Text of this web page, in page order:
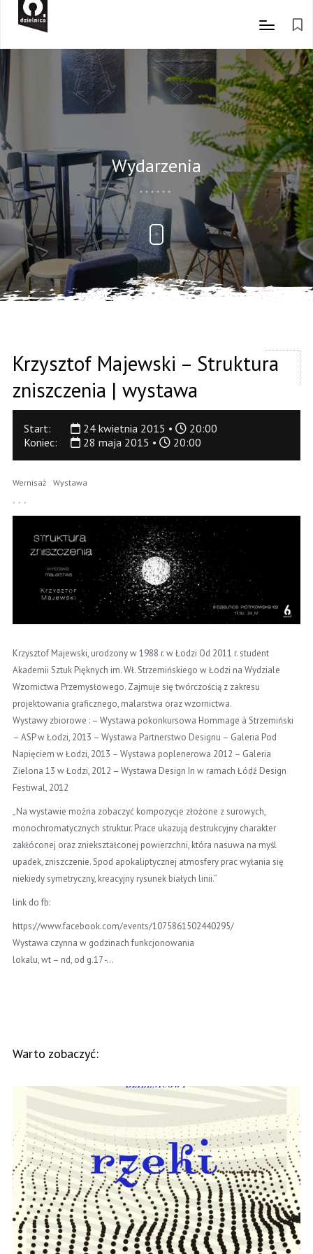
Wydarzenia
Krzysztof Majewski – Struktura
zniszczenia | wystawa
Start: 24 kwietnia 2015 •
20:00
Koniec:
28 maja 2015 • 20:00
Wernisaż Wystawa
Krzysztof Majewski, urodzony w 1988 r. w Łodzi Od 2011 r. student
Akademii Sztuk Pięknych im. Wł. Strzemińskiego w Łodzi na Wydziale
Wzornictwa Przemysłowego. Zajmuje się twórczością z zakresu
projektowania graficznego, malarstwa oraz wzornictwa.
Wystawy zbiorowe : – Wystawa pokonkursowa Hommage à Strzemiński
– ASP w Łodzi, 2013 – Wystawa Partnerstwo Designu – Galeria Pod
Napięciem w Łodzi, 2013 – Wystawa poplenerowa 2012 – Galeria
Zielona 13 w Łodzi, 2012 – Wystawa Design In w ramach Łódź Design
Festiwal, 2012
„Na wystawie można zobaczyć kompozycje złożone z surowych,
monochromatycznych struktur. Prace ukazują destrukcyjny charakter
zakłóconej oraz zniekształconej powierzchni, która nasuwa na myśl
upadek, zniszczenie. Spod apokaliptycznej atmosfery prac wyłania się
niekiedy symetryczny, kreacyjny rysunek białych linii.”
link do fb:
https://www.facebook.com/events/1075861502440295/
Wystawa czynna w godzinach funkcjonowania
lokalu, wt – nd, od g.17 -…
Warto zobaczyć: